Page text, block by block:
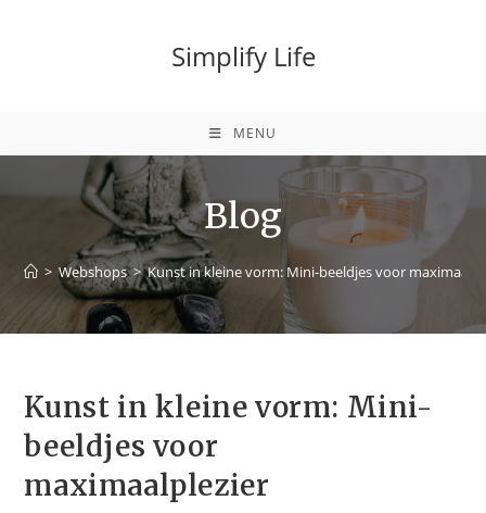
Simplify Life
MENU
Blog
> Webshops > Kunst in kleine vorm: Mini-beeldjes voor
Kunst in kleine vorm: Mini-
beeldjes voor
maximaalplezier